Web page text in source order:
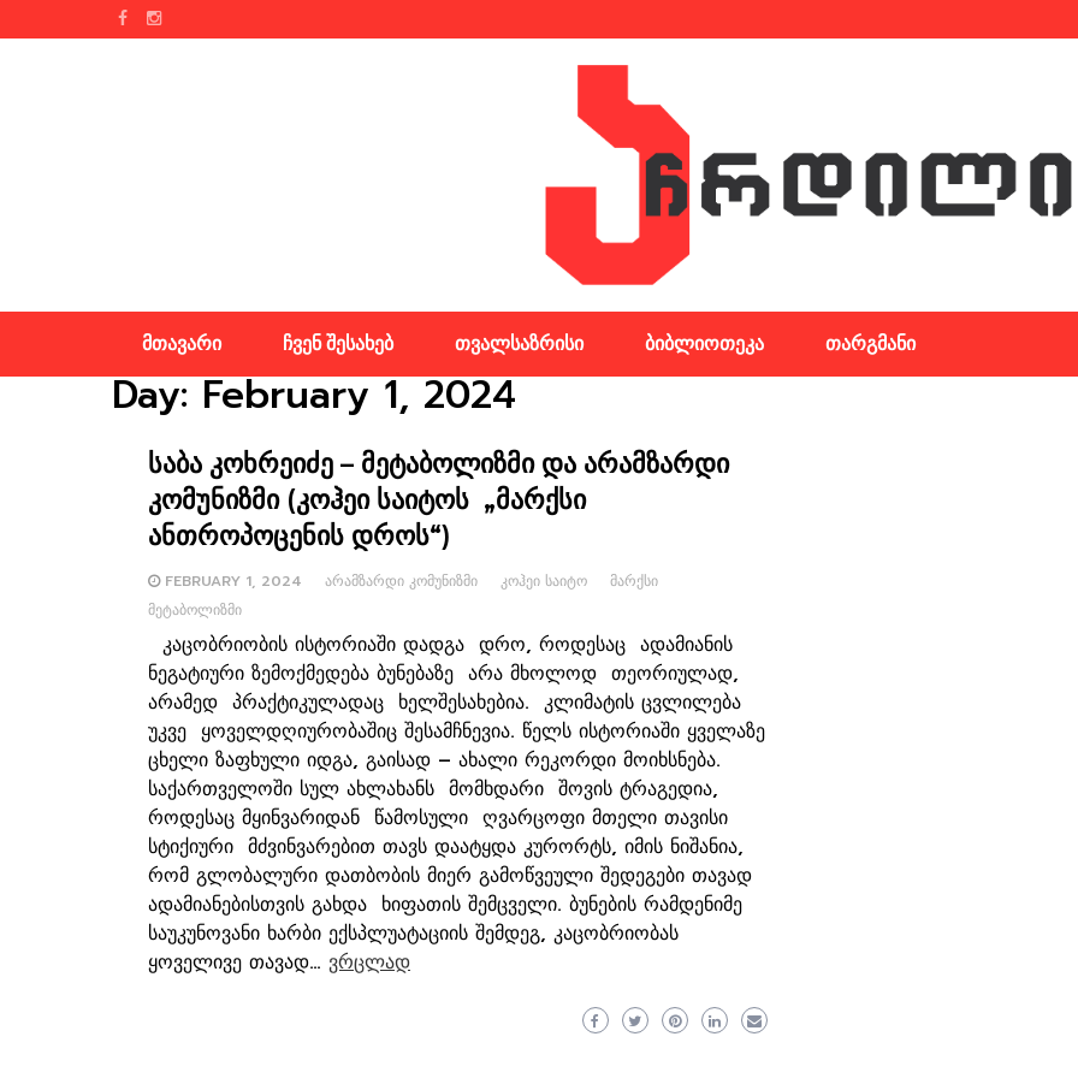
to
მთავარი ჩვენ შესახებ თვალსაზრისი ბიბლიოთეკა თარგმანი
Day:February 1, 2024
საბა კოხრეიძე – მეტაბოლიზმი და არამზარდი
კომუნიზმი (კოჰეი საიტოს „მარქსი
ანთროპოცენის დროს“)
FEBRUARY 1, 2024 ᲐᲠᲐᲛᲖᲐᲠᲓᲘ ᲙᲝᲛᲣᲜᲘᲖᲛᲘ ᲙᲝᲰᲔᲘ ᲡᲐᲘᲢᲝ
ᲛᲐᲠᲥᲡᲘ
ᲛᲔᲢᲐᲑᲝᲚᲘᲖᲛᲘ
კაცობრიობის ისტორიაში დადგა დრო, როდესაც ადამიანის
ნეგატიური ზემოქმედება ბუნებაზე არა მხოლოდ თეორიულად,
არამედ პრაქტიკულადაც ხელშესახებია. კლიმატის ცვლილება
უკვე ყოველდღიურობაშიც შესამჩნევია. წელს ისტორიაში ყველაზე
ცხელი ზაფხული იდგა, გაისად – ახალი რეკორდი მოიხსნება.
საქართველოში სულ ახლახანს მომხდარი შოვის ტრაგედია,
როდესაც მყინვარიდან წამოსული ღვარცოფი მთელი თავისი
სტიქიური მძვინვარებით თავს დაატყდა კურორტს, იმის ნიშანია,
რომ გლობალური დათბობის მიერ გამოწვეული შედეგები თავად
ადამიანებისთვის გახდა ხიფათის შემცველი. ბუნების რამდენიმე
საუკუნოვანი ხარბი ექსპლუატაციის შემდეგ, კაცობრიობას
ყოველივე თავად… ვრცლად